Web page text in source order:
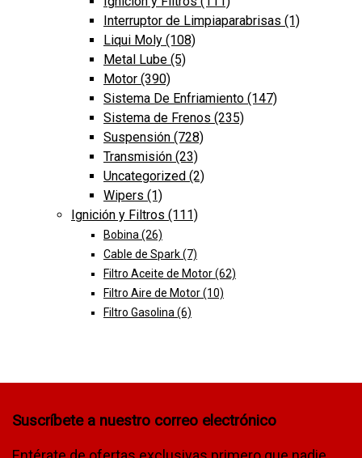
Interruptor de Limpiaparabrisas (1)
Liqui Moly (108)
Metal Lube (5)
Motor (390)
Sistema De Enfriamiento (147)
Sistema de Frenos (235)
Suspensión (728)
Transmisión (23)
Uncategorized (2)
Wipers (1)
Ignición y Filtros (111)
Bobina (26)
Cable de Spark(7)
Filtro Aceite de Motor(62)
Filtro Aire de Motor(10)
Filtro Gasolina (6)
Suscríbete a nuestro correo electrónico